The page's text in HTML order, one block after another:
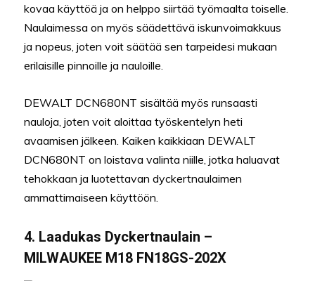
kovaa käyttöä ja on helppo siirtää työmaalta toiselle.
Naulaimessa on myös säädettävä iskunvoimakkuus
ja nopeus, joten voit säätää sen tarpeidesi mukaan
erilaisille pinnoille ja nauloille.
DEWALT DCN680NT sisältää myös runsaasti
nauloja, joten voit aloittaa työskentelyn heti
avaamisen jälkeen. Kaiken kaikkiaan DEWALT
DCN680NT on loistava valinta niille, jotka haluavat
tehokkaan ja luotettavan dyckertnaulaimen
ammattimaiseen käyttöön.
4. Laadukas Dyckertnaulain –
MILWAUKEE M18 FN18GS-202X